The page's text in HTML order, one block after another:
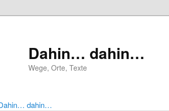
Dahin… dahin…
Wege, Orte, Texte